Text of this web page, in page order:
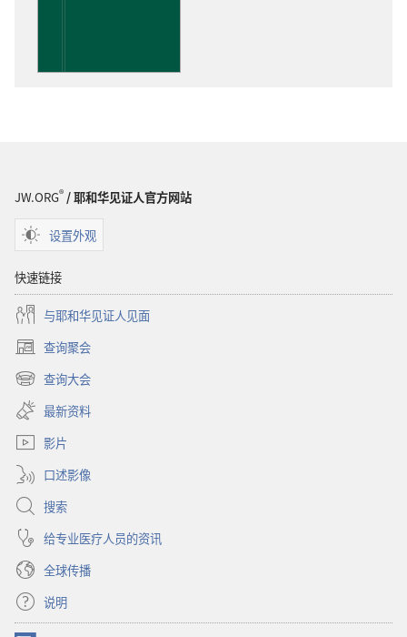
JW.ORG®/ 耶和华见证人官方网站
设置外观
快速链接
与耶和华见证人见面
查询聚会
（打
开
新
窗
口）
查询大会
（打
开
新
窗
最新资料
影片
口述影像
搜索
给专业医疗人员的资讯
全球传播
说明